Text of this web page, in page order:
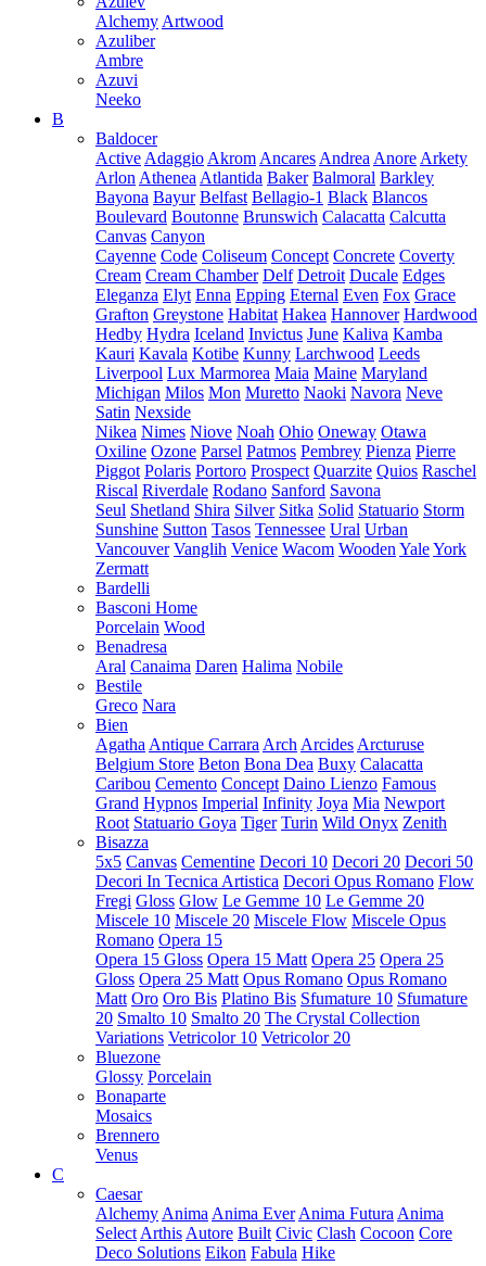
Alchemy Artwood
Azuliber
Ambre
Azuvi
Neeko
B
Baldocer
Active Adaggio Akrom Ancares Andrea Anore Arkety
Arlon Athenea Atlantida Baker Balmoral Barkley
Bayona Bayur Belfast Bellagio-1 Black Blancos
Boulevard Boutonne Brunswich Calacatta Calcutta
Canvas Canyon
Cayenne Code Coliseum Concept Concrete Coverty
Cream Cream Chamber Delf Detroit Ducale Edges
Eleganza Elyt Enna Epping Eternal Even Fox Grace
Grafton Greystone Habitat Hakea Hannover Hardwood
Hedby Hydra Iceland Invictus June Kaliva Kamba
Kauri Kavala Kotibe Kunny Larchwood Leeds
Liverpool Lux Marmorea Maia Maine Maryland
Michigan Milos Mon Muretto Naoki Navora Neve
Satin Nexside
Nikea Nimes Niove Noah Ohio Oneway Otawa
Oxiline Ozone Parsel Patmos Pembrey Pienza Pierre
Piggot Polaris Portoro Prospect Quarzite Quios Raschel
Riscal Riverdale Rodano Sanford Savona
Seul Shetland Shira Silver Sitka Solid Statuario Storm
Sunshine Sutton Tasos Tennessee Ural Urban
Vancouver Vanglih Venice Wacom Wooden YaleYork
Zermatt
Bardelli
Basconi Home
Porcelain Wood
Benadresa
Aral Canaima Daren Halima Nobile
Bestile
Greco Nara
Bien
Agatha Antique Carrara Arch Arcides Arcturuse
Belgium Store Beton Bona Dea Buxy Calacatta
Caribou Cemento Concept Daino Lienzo Famous
Grand Hypnos Imperial Infinity Joya Mia Newport
Root Statuario Goya Tiger Turin Wild Onyx Zenith
Bisazza
5x5 Canvas Cementine Decori 10 Decori 20 Decori 50
Decori In Tecnica Artistica Decori Opus Romano Flow
Fregi Gloss Glow Le Gemme 10 Le Gemme 20
Miscele 10 Miscele 20 Miscele Flow Miscele Opus
Romano Opera 15
Opera 15 Gloss Opera 15 Matt Opera 25 Opera 25
Gloss Opera 25 Matt Opus Romano Opus Romano
Matt Oro Oro Bis Platino Bis Sfumature 10 Sfumature
20 Smalto 10 Smalto 20 The Crystal Collection
Variations Vetricolor 10 Vetricolor 20
Bluezone
Glossy Porcelain
Bonaparte
Mosaics
Brennero
Venus
C
Caesar
Alchemy Anima Anima Ever Anima Futura Anima
Select Arthis Autore Built Civic Clash Cocoon Core
Deco Solutions Eikon Fabula Hike